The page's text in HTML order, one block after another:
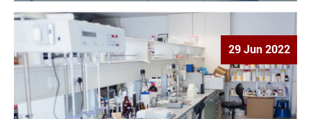
29 Jun 2022